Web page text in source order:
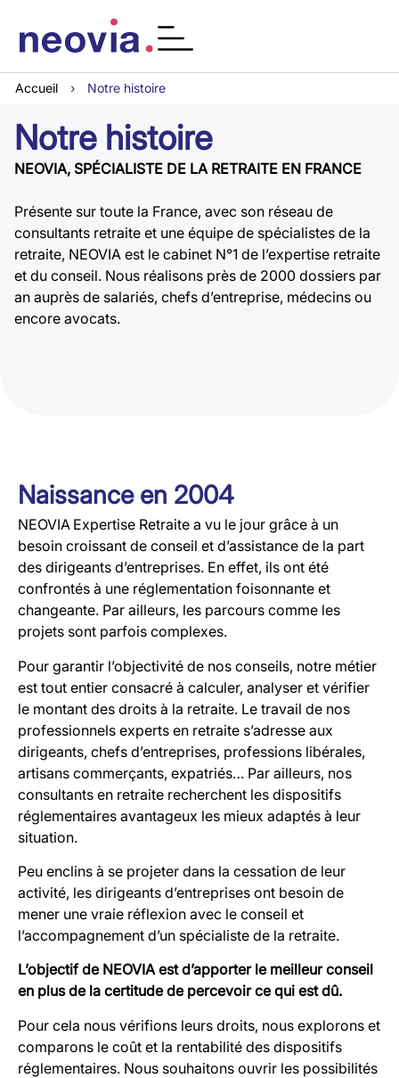
Accueil › Notre histoire
Notre histoire
NEOVIA, SPÉCIALISTE DE LA RETRAITE EN FRANCE
Présente sur toute la France, avec son réseau de
consultants retraite et une équipe de spécialistes de la
retraite, NEOVIA est le cabinet N°1 de l’expertise retraite
et du conseil. Nous réalisons près de 2000 dossiers par
an auprès de salariés, chefs d’entreprise, médecins ou
encore avocats.
Naissance en 2004
NEOVIA Expertise Retraite a vu le jour grâce à un
besoin croissant de conseil et d’assistance de la part
des dirigeants d’entreprises. En effet, ils ont été
confrontés à une réglementation foisonnante et
changeante. Par ailleurs, les parcours comme les
projets sont parfois complexes.
Pour garantir l’objectivité de nos conseils, notre métier
est tout entier consacré à calculer, analyser et vérifier
le montant des droits à la retraite. Le travail de nos
professionnels experts en retraite s’adresse aux
dirigeants, chefs d’entreprises, professions libérales,
artisans commerçants, expatriés… Par ailleurs, nos
consultants en retraite recherchent les dispositifs
réglementaires avantageux les mieux adaptés à leur
situation.
Peu enclins à se projeter dans la cessation de leur
activité, les dirigeants d’entreprises ont besoin de
mener une vraie réflexion avec le conseil et
l’accompagnement d’un spécialiste de la retraite.
L’objectif de NEOVIA est d’apporter le meilleur conseil
en plus de la certitude de percevoir ce qui est dû.
Pour cela nous vérifions leurs droits, nous explorons et
comparons le coût et la rentabilité des dispositifs
réglementaires. Nous souhaitons ouvrir les possibilités